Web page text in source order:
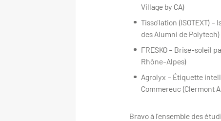
Village by CA)
Tisso’lation (ISOTEXT)
des Alumni de Polytech)
FRESKO – Brise-soleil
Rhône-Alpes)
Agrolyx – Étiquette
Commereuc (Clermont
Bravo à l’ensemble des